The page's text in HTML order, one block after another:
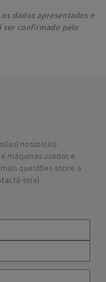
dados apresentados e
ser confirmado pelo
nossos(as)
máquinas usadas e
questões sobre a
lo(a).